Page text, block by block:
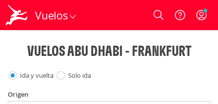
Vuelos Login
VUELOS ABU DHABI - FRANKFURT
Ida y vuelta Solo ida
Origen